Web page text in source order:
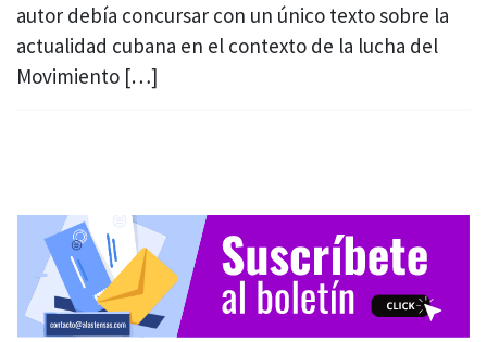
autor debía concursar con un único texto sobre la
actualidad cubana en el contexto de la lucha del
Movimiento […]